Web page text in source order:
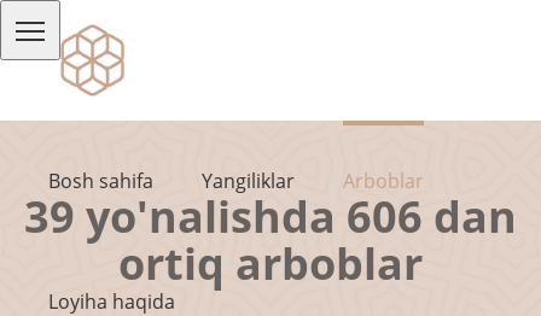
Bosh sahifa Yangiliklar Arboblar
Loyiha haqida
39 yo'nalishda 606 dan
ortiq arboblar